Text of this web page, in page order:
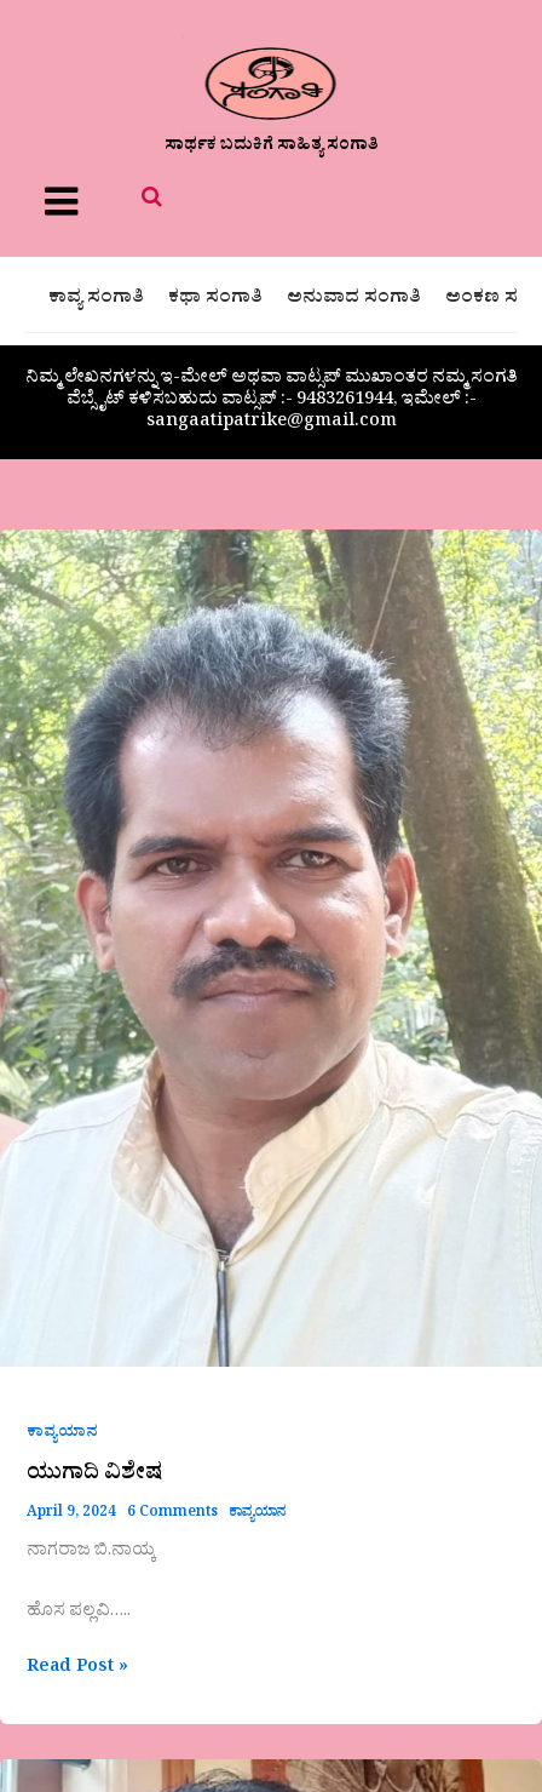
ಸಾರ್ಥಕ ಬದುಕಿಗೆ ಸಾಹಿತ್ಯ ಸಂಗಾತಿ
Menu
ಕಾವ್ಯ ಸಂಗಾತಿ ಕಥಾ ಸಂಗಾತಿ ಅನುವಾದ ಸಂಗಾತಿ ಅಂಕಣ
ನಿಮ್ಮ ಲೇಖನಗಳನ್ನು ಇ-ಮೇಲ್ ಅಥವಾ ವಾಟ್ಸಪ್ ಮುಖಾಂತರ ನಮ್ಮ ಸಂಗತಿ
ವೆಬ್ಸೈಟ್ ಕಳಿಸಬಹುದು ವಾಟ್ಸಪ್‌ :- 9483261944, ಇಮೇಲ್ :-
sangaatipatrike@gmail.com
ಕಾವ್ಯಯಾನ
ಯುಗಾದಿ ವಿಶೇಷ
April 9, 2024 6 Comments ಕಾವ್ಯಯಾನ
ನಾಗರಾಜ ಬಿ.ನಾಯ್ಕ
ಹೊಸ ಪಲ್ಲವಿ…..
ಯುಗಾದಿ
ವಿಶೇಷ
Read Post »
ಯುಗಾದಿ